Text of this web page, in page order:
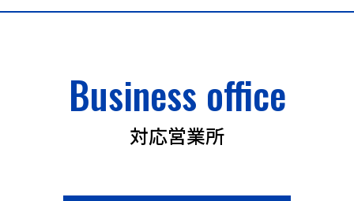
Business office
対応営業所